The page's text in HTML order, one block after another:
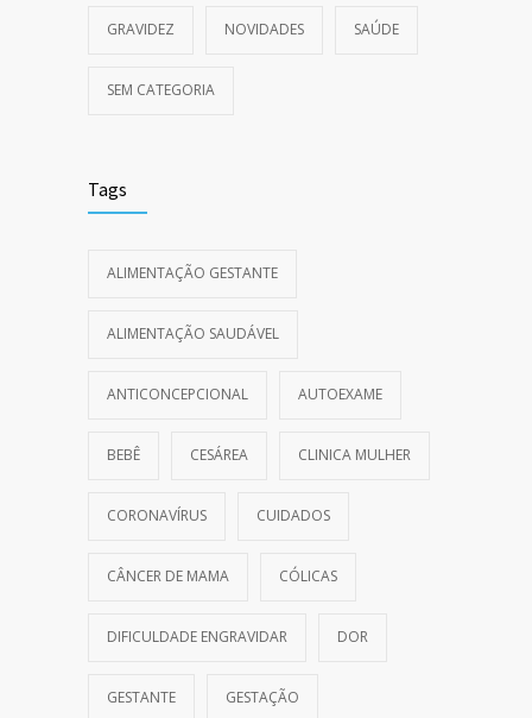
GRAVIDEZ NOVIDADES SAÚDE
SEM CATEGORIA
Tags
ALIMENTAÇÃO GESTANTE
ALIMENTAÇÃO SAUDÁVEL
ANTICONCEPCIONAL AUTOEXAME
BEBÊ CESÁREA CLINICA MULHER
CORONAVÍRUS CUIDADOS
CÂNCER DE MAMA CÓLICAS
DIFICULDADE ENGRAVIDAR DOR
GESTANTE GESTAÇÃO